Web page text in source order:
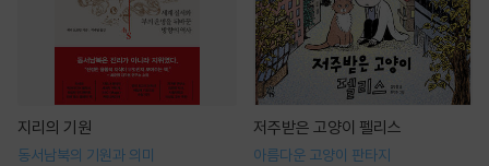
지리의 기원
동서남북의 기원과 의미
저주받은 고양이 펠리스
아름다운 고양이 판타지